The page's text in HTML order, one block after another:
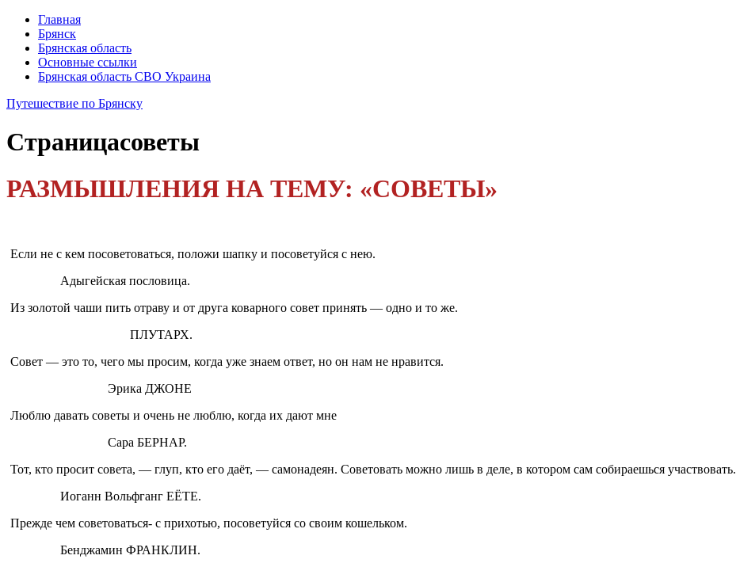
Главная
Брянск
Брянская область
Основные ссылки
Брянская область СВО Украина
Путешествие по Брянску
Страницасоветы
РАЗМЫШЛЕНИЯ НА ТЕМУ: «СОВЕТЫ»
Если не с кем посоветоваться, положи шапку и посоветуйся с нею.
Адыгейская пословица.
Из золотой чаши пить отраву и от друга коварного совет принять — одно и то же.
ПЛУТАРХ.
Совет — это то, чего мы про­сим, когда уже знаем ответ, но он нам не нравится.
Эрика ДЖОНЕ
Люблю давать советы и очень не люблю, когда их дают мне
Сара БЕРНАР.
Тот, кто просит совета, — глуп, кто его даёт, — самонадеян. Сове­товать можно лишь в деле, в кото­ром сам собираешься участвовать.
Иоганн Вольфганг ЕЁТЕ.
Прежде чем советоваться- с прихотью, посоветуйся со своим кошельком.
Бенджамин ФРАНКЛИН.